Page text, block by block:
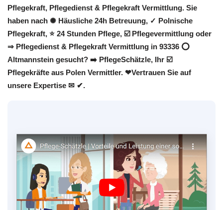
Pflegekraft, Pflegedienst & Pflegekraft Vermittlung. Sie
haben nach ✺ Häusliche 24h Betreuung, ✓ Polnische
Pflegekraft, ⭐ 24 Stunden Pflege, ☑️ Pflegevermittlung oder
⇒ Pflegedienst & Pflegekraft Vermittlung in 93336 ⭕
Altmannstein gesucht? ➡️ PflegeSchätzle, Ihr ☑️
Pflegekräfte aus Polen Vermittler. ❤Vertrauen Sie auf
unsere Expertise ✉ ✔.